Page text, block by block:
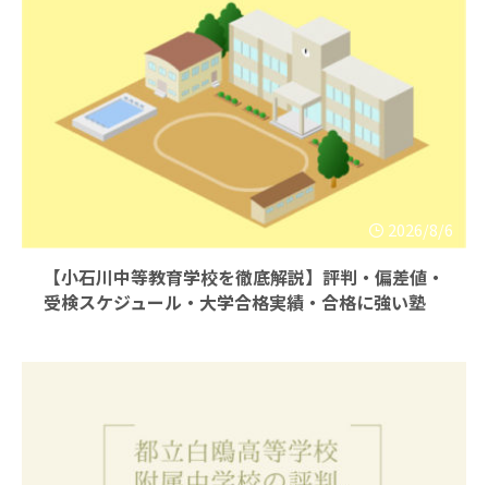
2026/8/6
【小石川中等教育学校を徹底解説】評判・偏差値・
受検スケジュール・大学合格実績・合格に強い塾